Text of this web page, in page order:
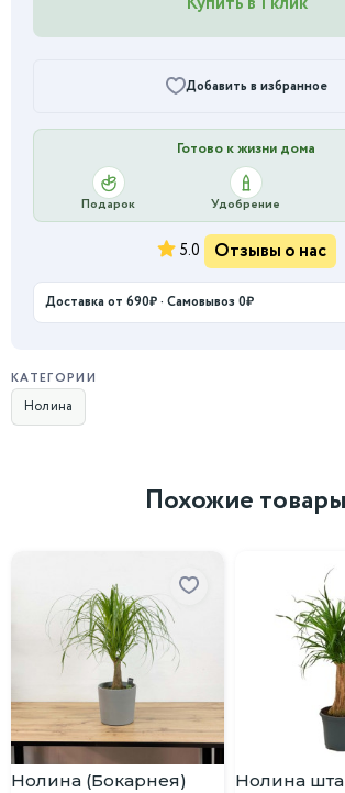
Добавить в избранное
Готово к жизни дома
Подарок Удобрение
5.0 Отзывы о нас
Доставка от 690₽ · Самовывоз 0₽
КАТЕГОРИИ
Нолина
Похожие товары
Нолина (Бокарнея)
Нолина